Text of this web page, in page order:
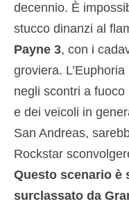
decennio. È
stucco dinanzi al
Payne 3, con i
groviera.
negli scontri a
e dei veicoli in
San Andreas,
Rockstar
Questo scenario è
surclassato da